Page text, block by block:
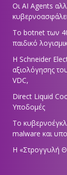
Οι AI Agents
Το botnet των
παιδικό
Η Schneider
αξιολόγησης
VDC,
Direct Liquid
Υποδομές
Το
malware και
Η «Στρογγυλή